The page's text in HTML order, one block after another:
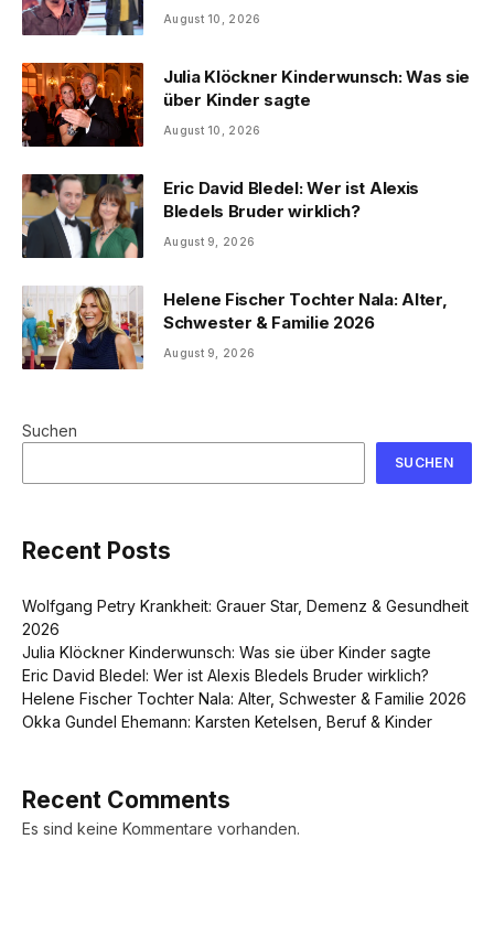
August 10, 2026
Julia Klöckner Kinderwunsch: Was sie
über Kinder sagte
August 10, 2026
Eric David Bledel: Wer ist Alexis
Bledels Bruder wirklich?
August 9, 2026
Helene Fischer Tochter Nala: Alter,
Schwester & Familie 2026
August 9, 2026
Suchen
SUCHEN
Recent Posts
Wolfgang Petry Krankheit: Grauer Star, Demenz & Gesundheit
2026
Julia Klöckner Kinderwunsch: Was sie über Kinder sagte
Eric David Bledel: Wer ist Alexis Bledels Bruder wirklich?
Helene Fischer Tochter Nala: Alter, Schwester & Familie 2026
Okka Gundel Ehemann: Karsten Ketelsen, Beruf & Kinder
Recent Comments
Es sind keine Kommentare vorhanden.